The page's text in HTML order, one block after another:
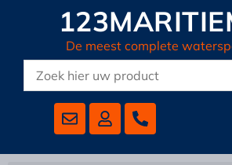
De meest complete